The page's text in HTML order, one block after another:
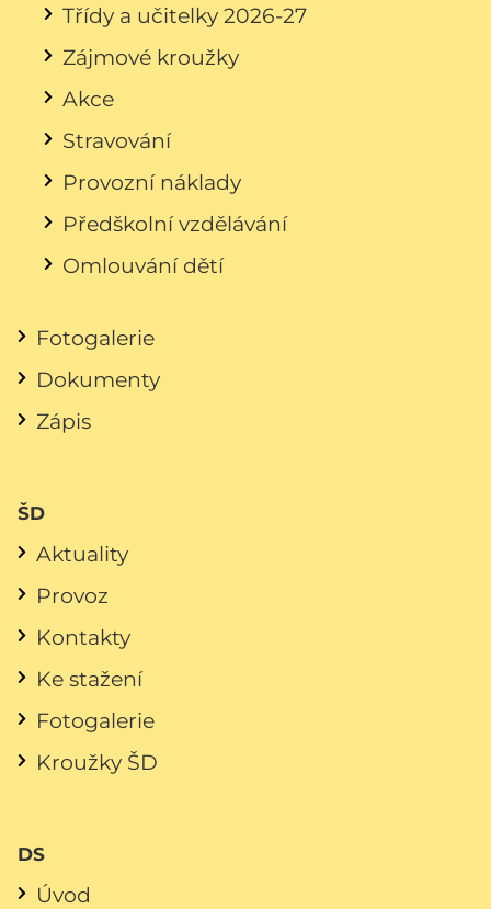
Třídy a učitelky 2026-27
Zájmové kroužky
Akce
Stravování
Provozní náklady
Předškolní vzdělávání
Omlouvání dětí
Fotogalerie
Dokumenty
Zápis
ŠD
Aktuality
Provoz
Kontakty
Ke stažení
Fotogalerie
Kroužky ŠD
DS
Úvod